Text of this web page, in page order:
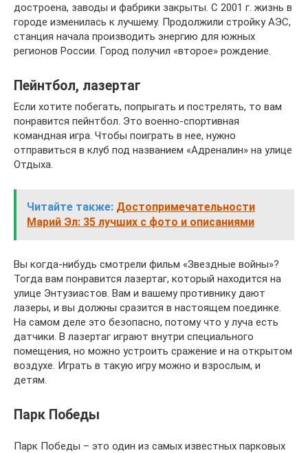
достроена, заводы и фабрики закрыты. С 2001 г. жизнь в
городе изменилась к лучшему. Продолжили стройку АЭС,
станция начала производить энергию для южных
регионов России. Город получил «второе» рождение.
Пейнтбол, лазертаг
Если хотите побегать, попрыгать и пострелять, то вам
понравится пейнтбол. Это военно-спортивная
командная игра. Чтобы поиграть в нее, нужно
отправиться в клуб под названием «Адреналин» на улице
Отдыха.
Читайте также: Достопримечательности
Марий Эл: 35 лучших с фото и описаниями
Вы когда-нибудь смотрели фильм «Звездные войны»?
Тогда вам понравится лазертаг, который находится на
улице Энтузиастов. Вам и вашему противнику дают
лазеры, и вы должны сразится в настоящем поединке.
На самом деле это безопасно, потому что у луча есть
датчики. В лазертаг играют внутри специального
помещения, но можно устроить сражение и на открытом
воздухе. Играть в такую игру можно и взрослым, и
детям.
Парк Победы
Парк Победы – это один из самых известных парковых